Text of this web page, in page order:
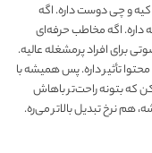
و چی دوست داره. اگه
داره. اگه مخاطب حرفه‌ای
برای افراد پرمشغله عالیه.
تأثیر داره. پس همیشه با
که بتونه راحت‌تر باهاش
هم نرخ تبدیل بالاتر می‌ره.